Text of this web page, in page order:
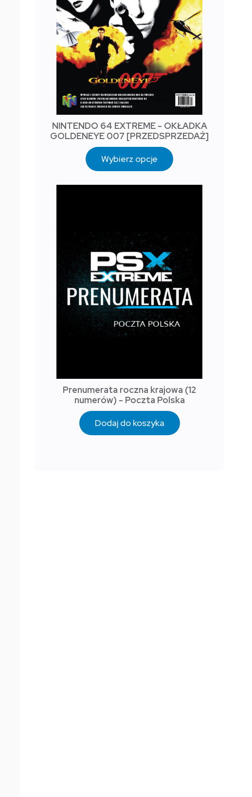
NINTENDO 64 EXTREME - OKŁADKA
GOLDENEYE 007 [PRZEDSPRZEDAŻ]
Wybierz opcje
Prenumerata roczna krajowa (12
numerów) - Poczta Polska
Dodaj do koszyka